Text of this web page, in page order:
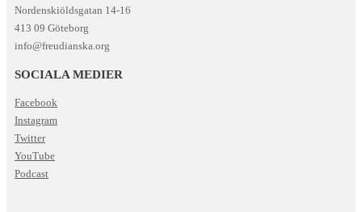
Nordenskiöldsgatan 14-16
413 09 Göteborg
info@freudianska.org
SOCIALA MEDIER
Facebook
Instagram
Twitter
YouTube
Podcast